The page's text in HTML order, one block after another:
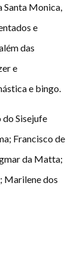
Santa Monica,
e
das
e
e bingo.
do Sisejufe
Francisco de
da Matta;
Marilene dos